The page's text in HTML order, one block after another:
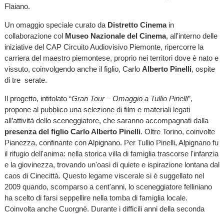
Flaiano.
Un omaggio speciale curato da Distretto Cinemain
collaborazione col Museo Nazionale del Cinema, all'interno delle
iniziative del CAP Circuito Audiovisivo Piemonte, ripercorre la
carriera del maestro piemontese, proprio nei territori dove è nato e
vissuto, coinvolgendo anche il figlio, Carlo Alberto Pinelli, ospite
di tre serate.
Il progetto, intitolato “Gran Tour – Omaggio a Tullio Pinelli”,
propone al pubblico una selezione di film e materiali legati
all’attività dello sceneggiatore, che saranno accompagnati dalla
presenza del figlio Carlo Alberto Pinelli. Oltre Torino, coinvolte
Pianezza, confinante con Alpignano. Per Tullio Pinelli, Alpignano fu
il rifugio dell'anima: nella storica villa di famiglia trascorse l'infanzia
e la giovinezza, trovando un'oasi di quiete e ispirazione lontana dal
caos di Cinecittà. Questo legame viscerale si è suggellato nel
2009 quando, scomparso a cent'anni, lo sceneggiatore felliniano
ha scelto di farsi seppellire nella tomba di famiglia locale.
Coinvolta anche Cuorgnè. Durante i difficili anni della seconda